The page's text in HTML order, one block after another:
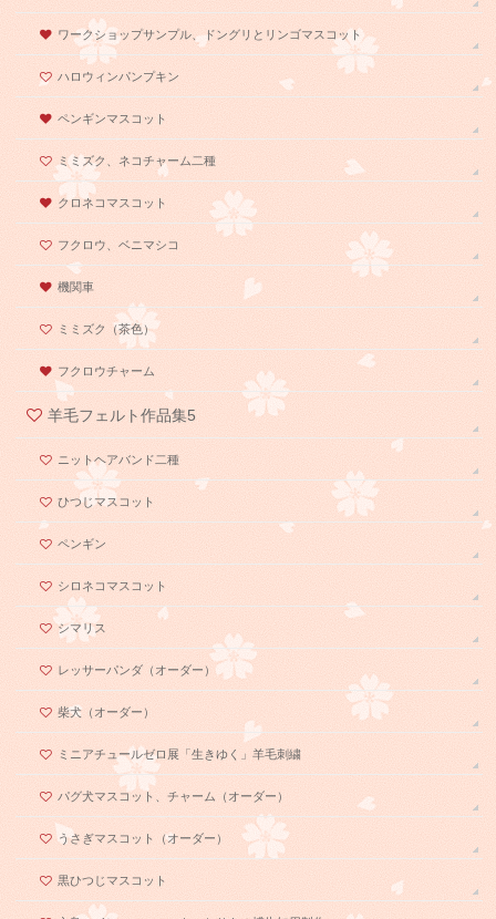
ワークショップサンプル、ドングリとリンゴマスコット
ハロウィンパンプキン
ペンギンマスコット
ミミズク、ネコチャーム二種
クロネコマスコット
フクロウ、ベニマシコ
機関車
ミミズク（茶色）
フクロウチャーム
羊毛フェルト作品集5
ニットヘアバンド二種
ひつじマスコット
ペンギン
シロネコマスコット
シマリス
レッサーパンダ（オーダー）
柴犬（オーダー）
ミニアチュールゼロ展「生きゆく」羊毛刺繍
パグ犬マスコット、チャーム（オーダー）
うさぎマスコット（オーダー）
黒ひつじマスコット